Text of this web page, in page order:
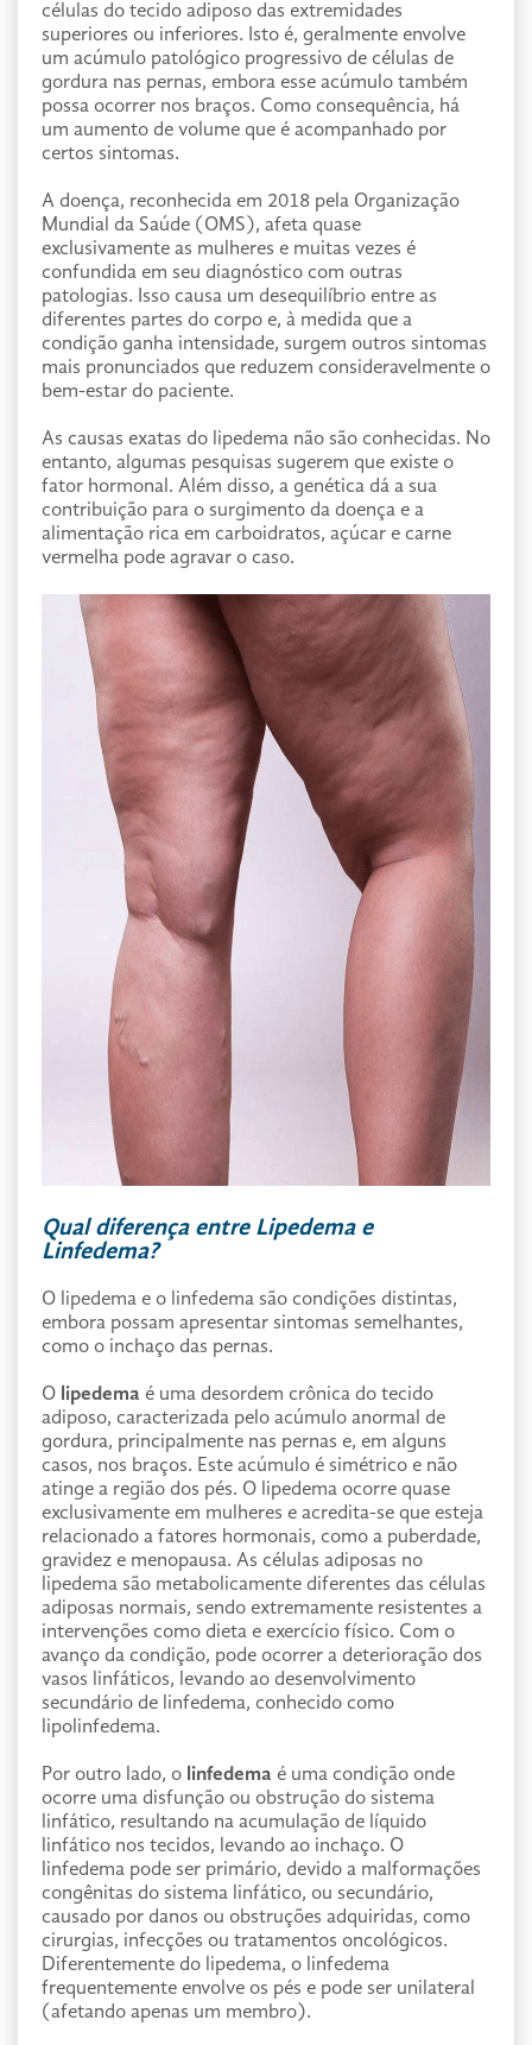
células do tecido adiposo das extremidades
superiores ou inferiores. Isto é, geralmente envolve
um acúmulo patológico progressivo de células de
gordura nas pernas, embora esse acúmulo também
possa ocorrer nos braços. Como consequência, há
um aumento de volume que é acompanhado por
certos sintomas.
A doença, reconhecida em 2018 pela Organização
Mundial da Saúde (OMS), afeta quase
exclusivamente as mulheres e muitas vezes é
confundida em seu diagnóstico com outras
patologias. Isso causa um desequilíbrio entre as
diferentes partes do corpo e, à medida que a
condição ganha intensidade, surgem outros sintomas
mais pronunciados que reduzem consideravelmente o
bem-estar do paciente.
As causas exatas do lipedema não são conhecidas. No
entanto, algumas pesquisas sugerem que existe o
fator hormonal. Além disso, a genética dá a sua
contribuição para o surgimento da doença e a
alimentação rica em carboidratos, açúcar e carne
vermelha pode agravar o caso.
Qual diferença entre Lipedema e
Linfedema?
O lipedema e o linfedema são condições distintas,
embora possam apresentar sintomas semelhantes,
como o inchaço das pernas.
O lipedema é uma desordem crônica do tecido
adiposo, caracterizada pelo acúmulo anormal de
gordura, principalmente nas pernas e, em alguns
casos, nos braços. Este acúmulo é simétrico e não
atinge a região dos pés. O lipedema ocorre quase
exclusivamente em mulheres e acredita-se que esteja
relacionado a fatores hormonais, como a puberdade,
gravidez e menopausa. As células adiposas no
lipedema são metabolicamente diferentes das células
adiposas normais, sendo extremamente resistentes a
intervenções como dieta e exercício físico. Com o
avanço da condição, pode ocorrer a deterioração dos
vasos linfáticos, levando ao desenvolvimento
secundário de linfedema, conhecido como
lipolinfedema.
Por outro lado, o linfedema é uma condição onde
ocorre uma disfunção ou obstrução do sistema
linfático, resultando na acumulação de líquido
linfático nos tecidos, levando ao inchaço. O
linfedema pode ser primário, devido a malformações
congênitas do sistema linfático, ou secundário,
causado por danos ou obstruções adquiridas, como
cirurgias, infecções ou tratamentos oncológicos.
Diferentemente do lipedema, o linfedema
frequentemente envolve os pés e pode ser unilateral
(afetando apenas um membro).